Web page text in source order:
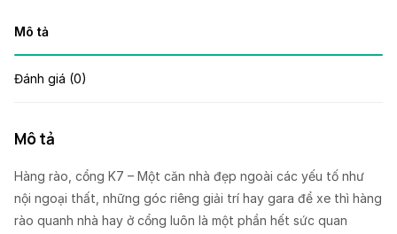
Mô tả
Đánh giá (0)
Mô tả
Hàng rào, cổng K7 – Một căn nhà đẹp ngoài các yếu tố như
nội ngoại thất, những góc riêng giải trí hay gara để xe thì hàng
rào quanh nhà hay ở cổng luôn là một phần hết sức quan